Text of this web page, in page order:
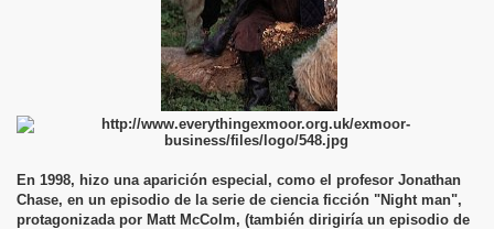
En 1998, hizo una aparición especial, como el profesor Jonathan
Chase, en un episodio de la serie de ciencia ficción "Night man",
protagonizada por Matt McColm, (también dirigiría un episodio de